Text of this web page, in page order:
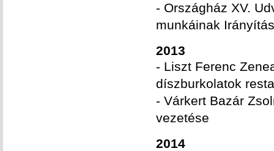
- Országház XV.
munkáinak
2013
- Liszt Ferenc
díszburkolatok
- Várkert Bazár
vezetése
2014